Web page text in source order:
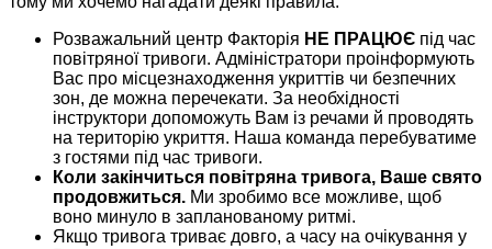
Розважальний центр Факторія НЕ ПРАЦЮЄ під час
повітряної тривоги. Адміністратори проінформують
Вас про місцезнаходження укриттів чи безпечних
зон, де можна перечекати. За необхідності
інструктори допоможуть Вам із речами й проводять
на територію укриття. Наша команда перебуватиме
з гостями під час тривоги.
Коли закінчиться повітряна тривога, Ваше свято
продовжиться. Ми зробимо все можливе, щоб
воно минуло в запланованому ритмі.
Якщо тривога триває довго, а часу на очікування у